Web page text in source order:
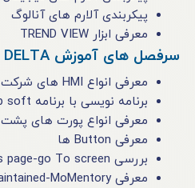
پیکربندی آلارم های آنالوگ
معرفی ابزار TREND VIEW
سرفصل های آموزش HMI DELTA
معرفی انواع HMI های شرکت دلتا سری ها A،B و 100
برنامه ‌نویسی با برنامه Dop soft
معرفی انواع پورت‌ های پشت HMI و کاربرد آن ‌ها
معرفی Button ها
بررسی Previos page-go To screen
معرفی Maintained-MoMentory